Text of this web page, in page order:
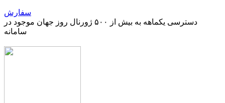
سفارش
دسترسی یکماهه به بیش از ۵۰۰ ژورنال روز جهان موجود در
سامانه